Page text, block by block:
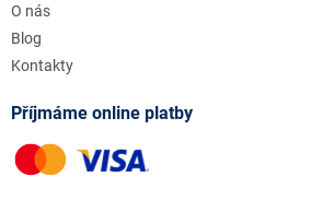
O nás
Blog
Kontakty
Příjmáme online platby